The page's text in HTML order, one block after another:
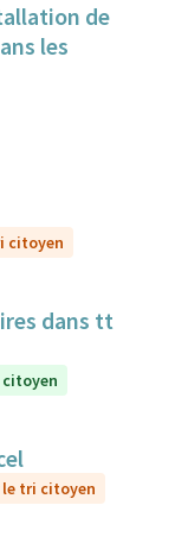
de
les
citoyen
dans tt
citoyen
le tri citoyen